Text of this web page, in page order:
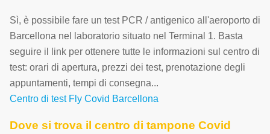
Sì, è possibile fare un test PCR / antigenico all'aeroporto di
Barcellona nel laboratorio situato nel Terminal 1. Basta
seguire il link per ottenere tutte le informazioni sul centro di
test: orari di apertura, prezzi dei test, prenotazione degli
appuntamenti, tempi di consegna...
Centro di test Fly Covid Barcellona
Dove si trova il centro di tampone Covid